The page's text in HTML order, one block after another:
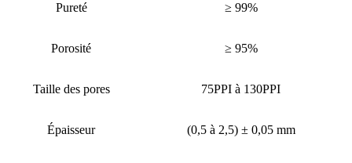
Pureté ≥ 99%
Porosité ≥ 95%
Taille des pores 75PPI à 130PPI
Épaisseur (0,5 à 2,5) ± 0,05 mm